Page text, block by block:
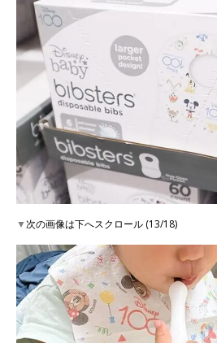
▼次の画像は下へスクロール (13/18)